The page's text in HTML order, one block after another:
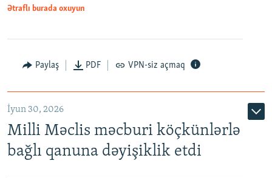
Ətraflı burada oxuyun
Paylaş PDF VPN-siz açmaq
İyun 30, 2026
Milli Məclis məcburi köçkünlərlə
bağlı qanuna dəyişiklik etdi